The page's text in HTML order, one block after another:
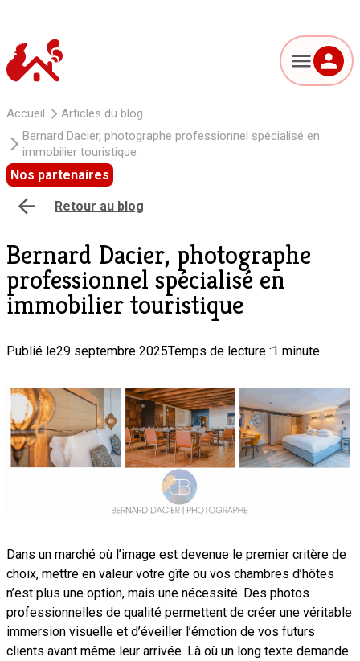
Accueil
Articles du blog
Bernard Dacier, photographe professionnel spécialisé en
immobilier touristique
Nos partenaires
Retour au blog
Bernard Dacier, photographe
professionnel spécialisé en
immobilier touristique
Publié le29 septembre 2025Temps de lecture :1 minute
Dans un marché où l’image est devenue le premier critère de
choix, mettre en valeur votre gîte ou vos chambres d’hôtes
n’est plus une option, mais une nécessité. Des photos
professionnelles de qualité permettent de créer une véritable
immersion visuelle et d’éveiller l’émotion de vos futurs
clients avant même leur arrivée. Là où un long texte demande